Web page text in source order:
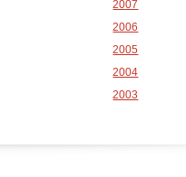
2007
2006
2005
2004
2003